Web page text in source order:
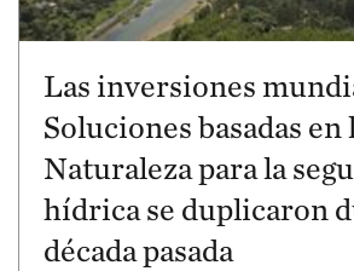
Las inversiones
Soluciones basadas en
Naturaleza para la
hídrica se duplicaron
década pasada